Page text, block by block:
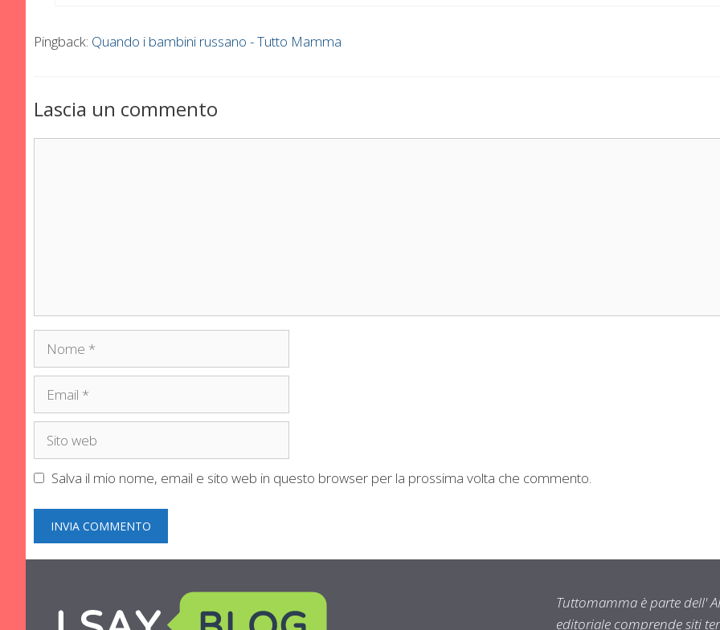
Pingback: Quando i bambini russano - Tutto Mamma
Lascia un commento
Nome
Email
Sito
Salva il mio nome, email e sito web in questo browser per la prossima volta che commento.
Tuttomamma è parte dell'
editoriale comprende siti